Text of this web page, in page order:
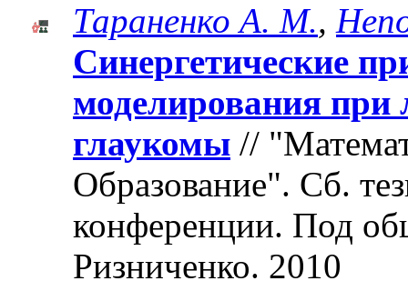
Тараненко А. М.,
Синергетические
моделирования при
глаукомы //
Образование". Cб.
конференции. Под
Ризниченко. 2010